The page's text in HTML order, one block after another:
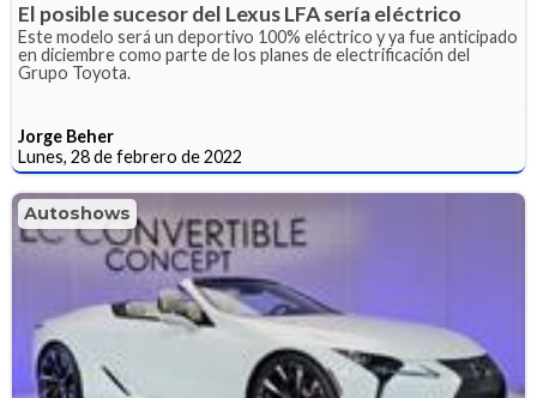
El posible sucesor del Lexus LFA sería eléctrico
Este modelo será un deportivo 100% eléctrico y ya fue anticipado
en diciembre como parte de los planes de electrificación del
Grupo Toyota.
Jorge Beher
Lunes, 28 de febrero de 2022
Autoshows